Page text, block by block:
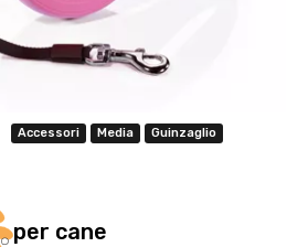
Accessori Media Guinzaglio
per cane